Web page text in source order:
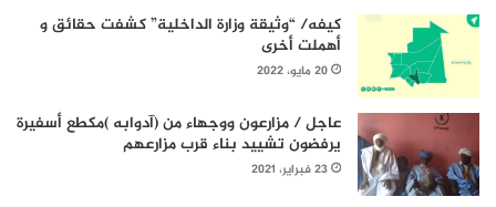
كيفه/ “وثيقة وزارة الداخلية” كشفت حقائق و
أهملت أخرى
20 مايو، 2022
عاجل / مزارعون ووجهاء من (آدوابه )مكطع أسفيرة
يرفضون تشييد بناء قرب مزارعهم
23 فبراير، 2021